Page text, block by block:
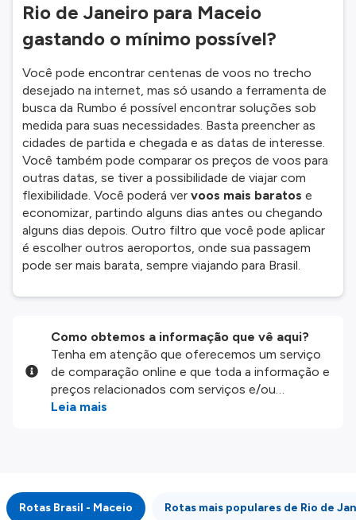
Rio de Janeiro para Maceio
gastando o mínimo possível?
Você pode encontrar centenas de voos no trecho
desejado na internet, mas só usando a ferramenta de
busca da Rumbo é possível encontrar soluções sob
medida para suas necessidades. Basta preencher as
cidades de partida e chegada e as datas de interesse.
Você também pode comparar os preços de voos para
outras datas, se tiver a possibilidade de viajar com
flexibilidade. Você poderá ver voos mais baratos e
economizar, partindo alguns dias antes ou chegando
alguns dias depois. Outro filtro que você pode aplicar
é escolher outros aeroportos, onde sua passagem
pode ser mais barata, sempre viajando para Brasil.
Como obtemos a informação que vê aqui?
Tenha em atenção que oferecemos um serviço
de comparação online e que toda a informação e
preços relacionados com serviços e/ou
produtos disponíveis no nosso website são
integridade ou pela precisão da informação
publicada, por isso verifique com atenção todas
Leia mais
Rotas Brasil - Maceio Rotas mais populares de Rio de